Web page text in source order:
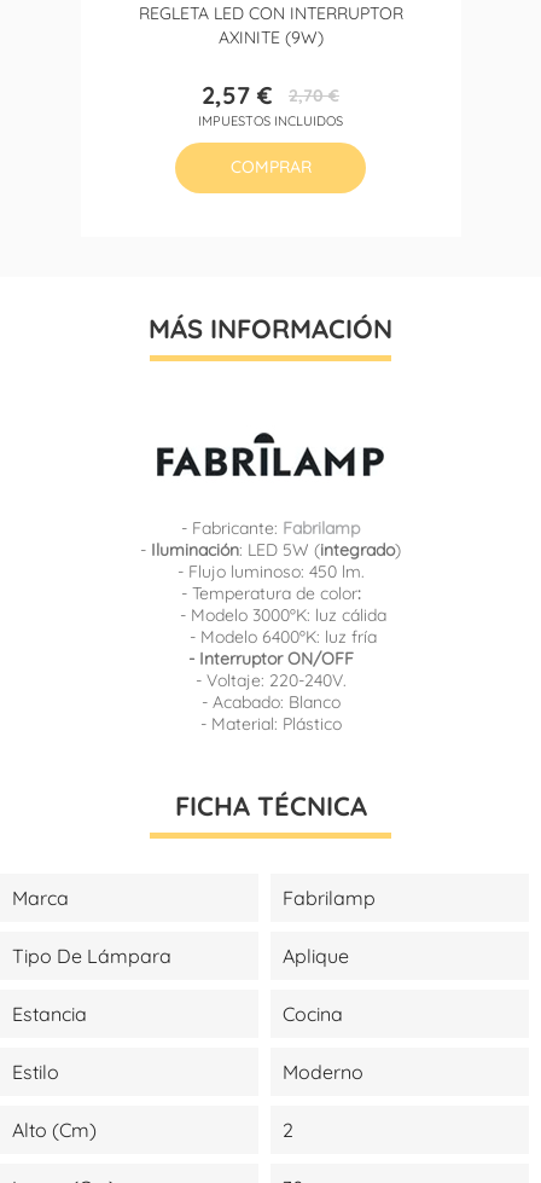
REGLETA LED CON INTERRUPTOR
AXINITE (9W)
Precio
2,57 €Precio
base
2,70 €
IMPUESTOS INCLUIDOS
COMPRAR
MÁS INFORMACIÓN
- Fabricante: Fabrilamp
- Iluminación: LED 5W (integrado)
- Flujo luminoso: 450 lm.
- Temperatura de color:
- Modelo 3000ºK: luz cálida
- Modelo 6400ºK: luz fría
- Interruptor ON/OFF
- Voltaje: 220-240V.
- Acabado: Blanco
- Material: Plástico
FICHA TÉCNICA
Marca Fabrilamp
Tipo De Lámpara Aplique
Estancia Cocina
Estilo Moderno
Alto (cm) 2